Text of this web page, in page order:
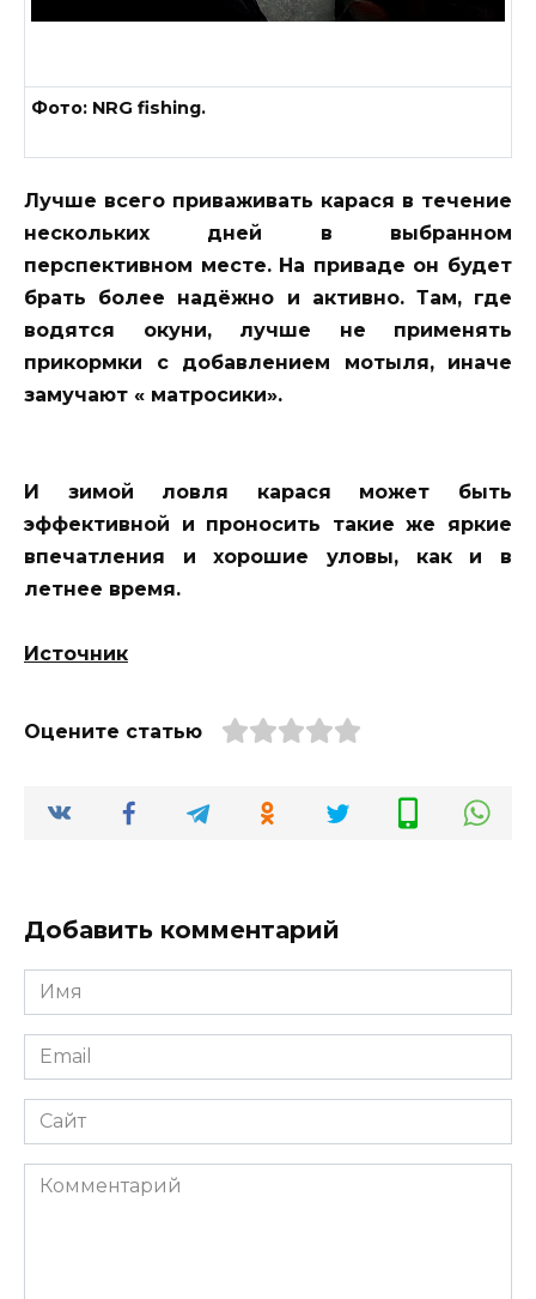
Фото: NRG fishing.
Лучше всего приваживать карася в течение
нескольких дней в выбранном
перспективном месте. На приваде он будет
брать более надёжно и активно. Там, где
водятся окуни, лучше не применять
прикормки с добавлением мотыля, иначе
замучают « матросики».
И зимой ловля карася может быть
эффективной и проносить такие же яркие
впечатления и хорошие уловы, как и в
летнее время.
Источник
Оцените статью
Добавить комментарий
Имя
*
Email
*
Сайт
Комментарий